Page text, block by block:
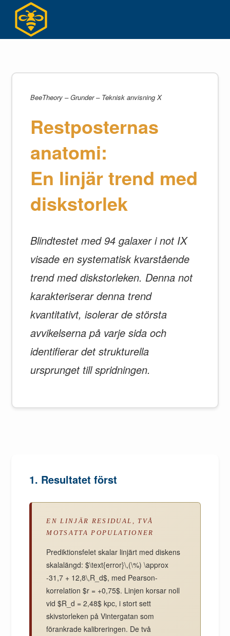
Hoppa
innehållet
BeeTheory – Grunder – Teknisk anvisning X
Restposternas
anatomi:
En linjär trend med
diskstorlek
Blindtestet med 94 galaxer i not IX
visade en systematisk kvarstående
trend med diskstorleken. Denna not
karakteriserar denna trend
kvantitativt, isolerar de största
avvikelserna på varje sida och
identifierar det strukturella
ursprunget till spridningen.
1. Resultatet först
EN LINJÄR RESIDUAL, TVÅ
MOTSATTA POPULATIONER
Prediktionsfelet skalar linjärt med diskens
skalalängd: $\text{error}\,(\%) \approx
-31,7 + 12,8\,R_d$, med Pearson-
korrelation $r = +0,75$. Linjen korsar noll
vid $R_d = 2,48$ kpc, i stort sett
skivstorleken på Vintergatan som
förankrade kalibreringen. De två